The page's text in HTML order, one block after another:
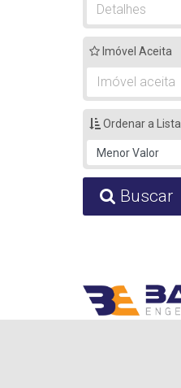
Detalhes
Imóvel Aceita
Imóvel aceita
Ordenar a Lista
Buscar